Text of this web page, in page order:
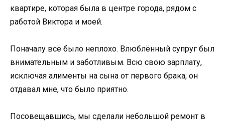
квартире, которая была в центре города, рядом с
работой Виктора и моей.
Поначалу всё было неплохо. Влюблённый супруг был
внимательным и заботливым. Всю свою зарплату,
исключая алименты на сына от первого брака, он
отдавал мне, что было приятно.
Посовещавшись, мы сделали небольшой ремонт в